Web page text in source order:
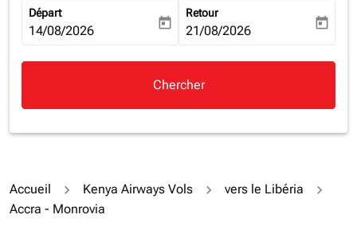
Départ
fc-booking-departure-date-aria-label
14/08/2026 today
Retour
fc-booking-return-date-aria-
21/08/2026 today
Chercher
Accueil Kenya Airways Vols
vers le Libéria
Accra - Monrovia